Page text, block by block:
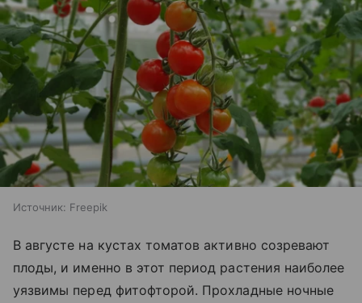
Источник: Freepik
В августе на кустах томатов активно созревают
плоды, и именно в этот период растения наиболее
уязвимы перед фитофторой. Прохладные ночные